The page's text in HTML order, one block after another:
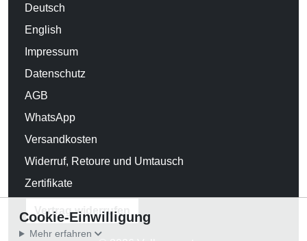
Deutsch
English
Impressum
Datenschutz
AGB
WhatsApp
Versandkosten
Widerruf, Retoure und Umtausch
Zertifikate
Vertrag widerrufen
Cookie-Einwilligung
Mehr erfahren